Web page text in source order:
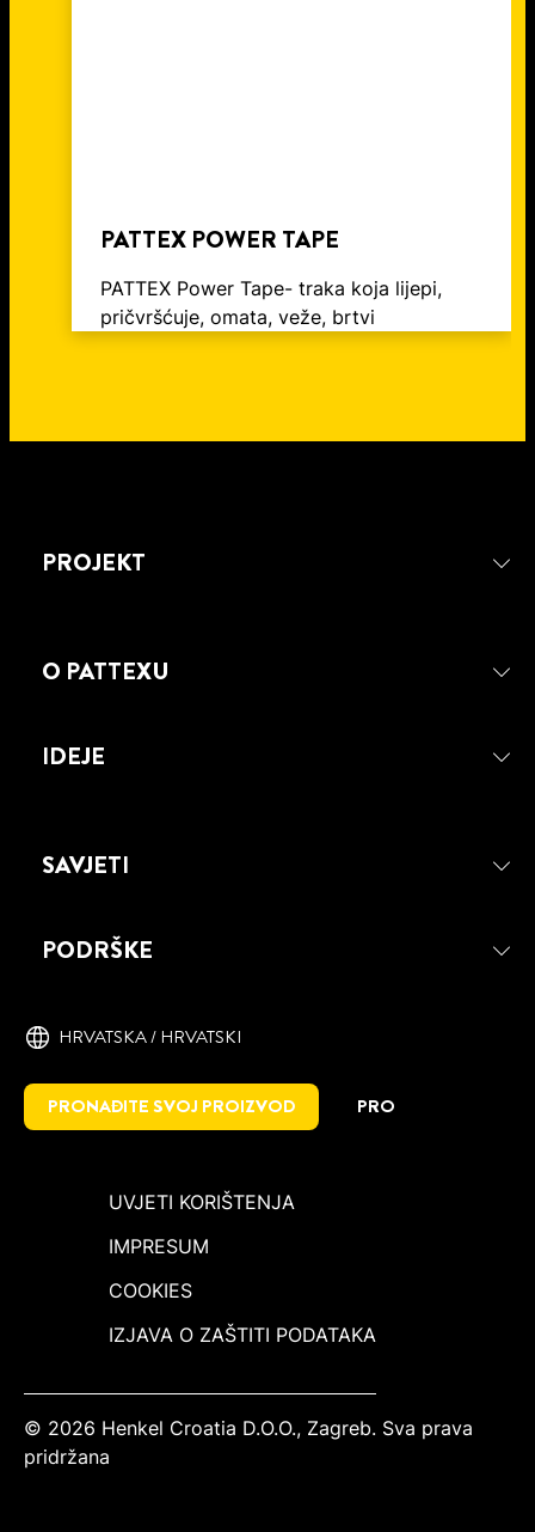
PATTEX POWER TAPE
PATTEX Power Tape- traka koja lijepi,
pričvršćuje, omata, veže, brtvi
PATTEX SUPER FIX MONTAŽNI
PATTEX FIX Dvostrani samoljepljivi
PROJEKT
O PATTEXU
IDEJE
SAVJETI
PODRŠKE
HRVATSKA / HRVATSKI
PRONAĐITE SVOJ PROIZVOD PRO
UVJETI KORIŠTENJA
IMPRESUM
COOKIES
IZJAVA O ZAŠTITI PODATAKA
© 2026 Henkel Croatia D.O.O., Zagreb. Sva prava
pridržana